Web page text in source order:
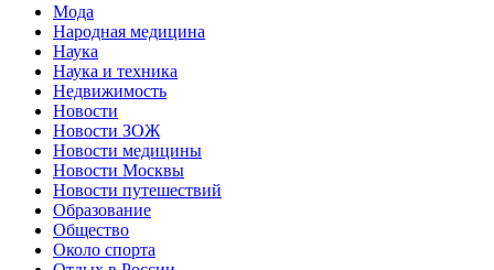
Мода
Народная медицина
Наука
Наука и техника
Недвижимость
Новости
Новости ЗОЖ
Новости медицины
Новости Москвы
Новости путешествий
Образование
Общество
Около спорта